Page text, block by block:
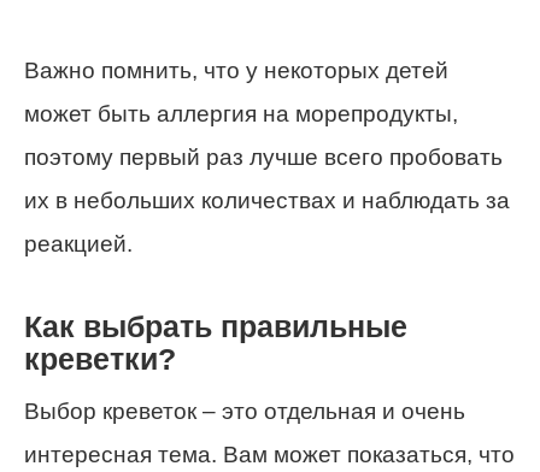
Важно помнить, что у некоторых детей
может быть аллергия на морепродукты,
поэтому первый раз лучше всего пробовать
их в небольших количествах и наблюдать за
реакцией.
Как выбрать правильные
креветки?
Выбор креветок – это отдельная и очень
интересная тема. Вам может показаться, что